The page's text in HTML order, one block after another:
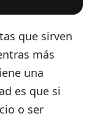
que sirven
más
una
es que si
o ser